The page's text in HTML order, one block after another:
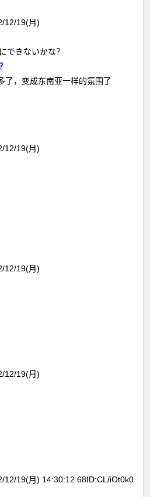
12/19(月)
できないかな？
12/19(月)
12/19(月)
12/19(月)
12/19(月) 14:30:12.68ID:CL/iOt0k0